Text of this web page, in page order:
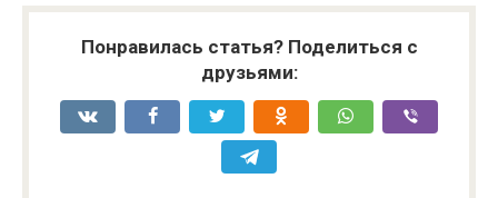
Понравилась статья? Поделиться с
друзьями: